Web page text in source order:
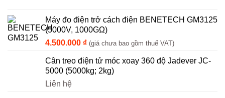
Máy đo điện trở cách điện BENETECH GM3125
(5000V, 1000GΩ)
4.500.000 ₫ (giá chưa bao gồm thuế VAT)
Cân treo điện tử móc xoay 360 độ Jadever JC-
5000 (5000kg; 2kg)
Liên hệ